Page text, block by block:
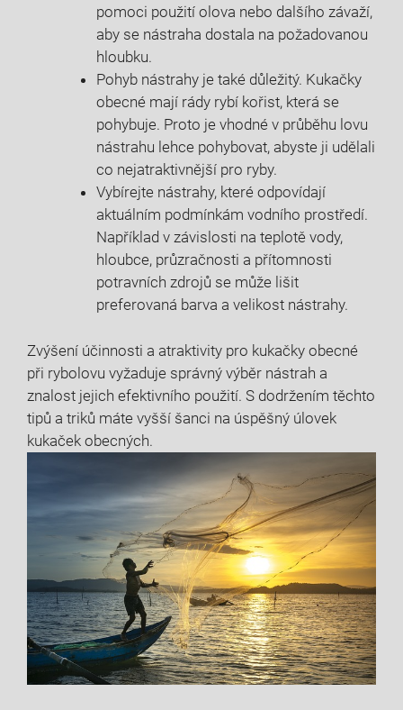
pomoci použití olova nebo ‍dalšího⁢ závaží,
aby se nástraha dostala ‌na požadovanou
hloubku.
Pohyb nástrahy je také důležitý. Kukačky
obecné⁣ mají ‍rády rybí kořist, která se
pohybuje. Proto je vhodné v průběhu⁣ lovu
nástrahu lehce pohybovat, abyste ji udělali
co nejatraktivnější pro ryby.
Vybírejte nástrahy, které odpovídají
aktuálním​ podmínkám vodního prostředí.
Například​ v‍ závislosti na teplotě vody,
hloubce, ​průzračnosti a přítomnosti
potravních zdrojů se může lišit
‌preferovaná barva a​ velikost nástrahy.
Zvýšení účinnosti a atraktivity pro kukačky obecné‌
při rybolovu ⁢vyžaduje správný výběr nástrah a
znalost jejich efektivního použití. S dodržením těchto
⁢tipů ⁤a triků máte vyšší šanci‌ na úspěšný úlovek
kukaček obecných.